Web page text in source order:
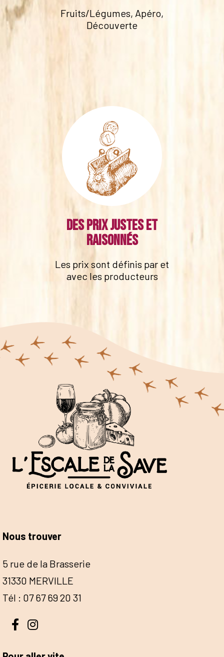
Fruits/Légumes, Apéro,
Découverte
Des prix justes et
raisonnés
Les prix sont définis par et
avec les producteurs
Nous trouver
5 rue de la Brasserie
31330 MERVILLE
Tél : 07 67 69 20 31